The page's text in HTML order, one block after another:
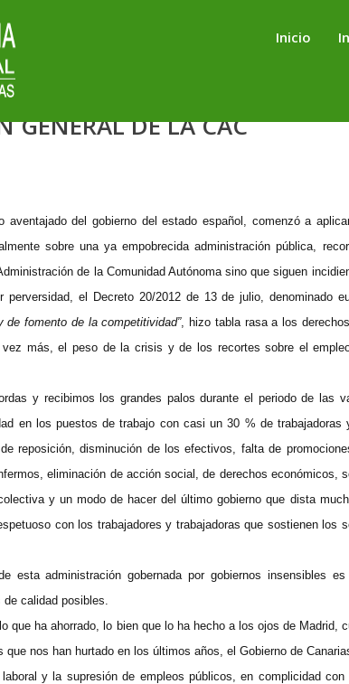
Inicio
GENERAL DE LA CAC
aventajado del gobierno del estado español, comenzó a
sobre una ya empobrecida administración pública,
de la Comunidad Autónoma sino que siguen
el Decreto 20/2012 de 13 de julio, denominado
de fomento de la competitividad”, hizo tabla rasa a los
más, el peso de la crisis y de los recortes sobre el
y recibimos los grandes palos durante el periodo de las
en los puestos de trabajo con casi un 30 % de trabajadoras
reposición, disminución de los efectivos, falta de
eliminación de acción social, de derechos económicos,
y un modo de hacer del último gobierno que dista
con los trabajadores y trabajadoras que sostienen los
esta administración gobernada por gobiernos insensibles
calidad posibles.
que ha ahorrado, lo bien que lo ha hecho a los ojos de Madrid,
nos han hurtado en los últimos años, el Gobierno de
y la supresión de empleos públicos, en complicidad con